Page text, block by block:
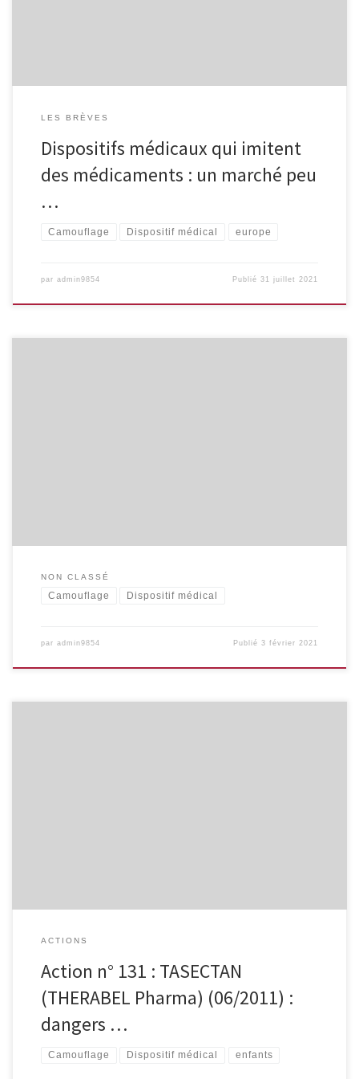
LES BRÈVES
Dispositifs médicaux qui imitent
des médicaments : un marché peu
…
Camouflage Dispositif médical europe
par admin9854 Publié31 juillet 2021
NON CLASSÉ
Camouflage Dispositif médical
par admin9854 Publié3 février 2021
ACTIONS
Action n° 131 : TASECTAN
(THERABEL Pharma) (06/2011) :
dangers …
Camouflage Dispositif médical enfants